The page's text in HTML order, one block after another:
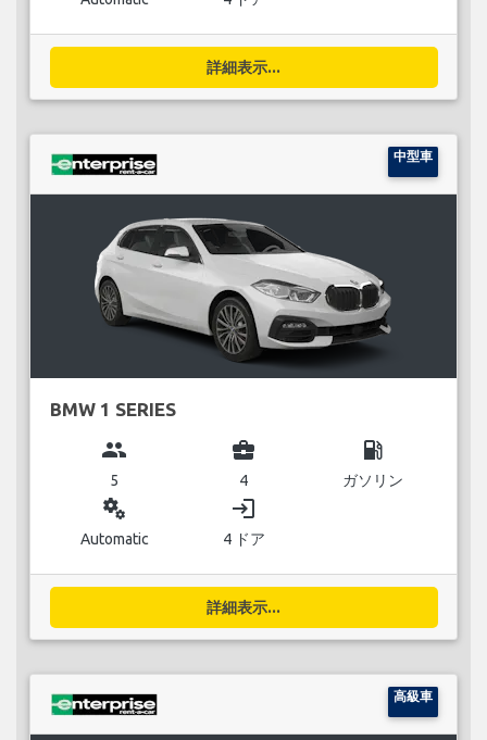
詳細表示...
中型車
BMW 1 SERIES
group
5
business_center
4
local_gas_station
ガソリン
miscellaneous_services
Automatic
login
4 ドア
詳細表示...
高級車